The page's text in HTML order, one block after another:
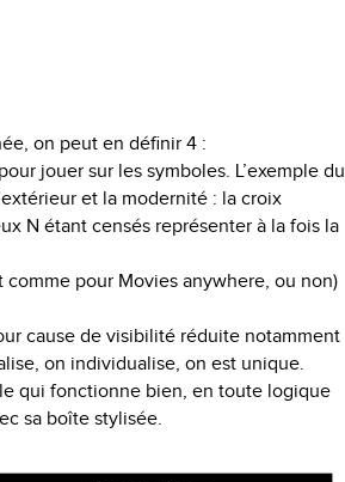
on peut en définir 4 :
jouer sur les symboles. L’exemple du
et la modernité : la croix
N étant censés représenter à la fois la
pour Movies anywhere, ou non)
cause de visibilité réduite notamment
on individualise, on est unique.
qui fonctionne bien, en toute logique
sa boîte stylisée.